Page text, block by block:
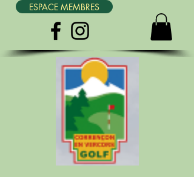
ESPACE MEMBRES